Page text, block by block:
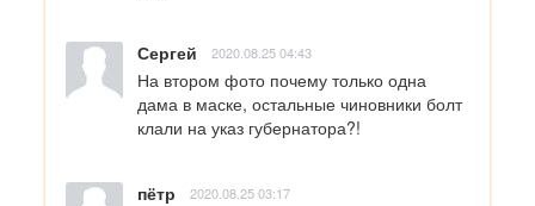
Сергей 2020.08.25 04:43
На втором фото почему только одна
дама в маске, остальные чиновники болт
клали на указ губернатора?!
пётр 2020.08.25 03:17